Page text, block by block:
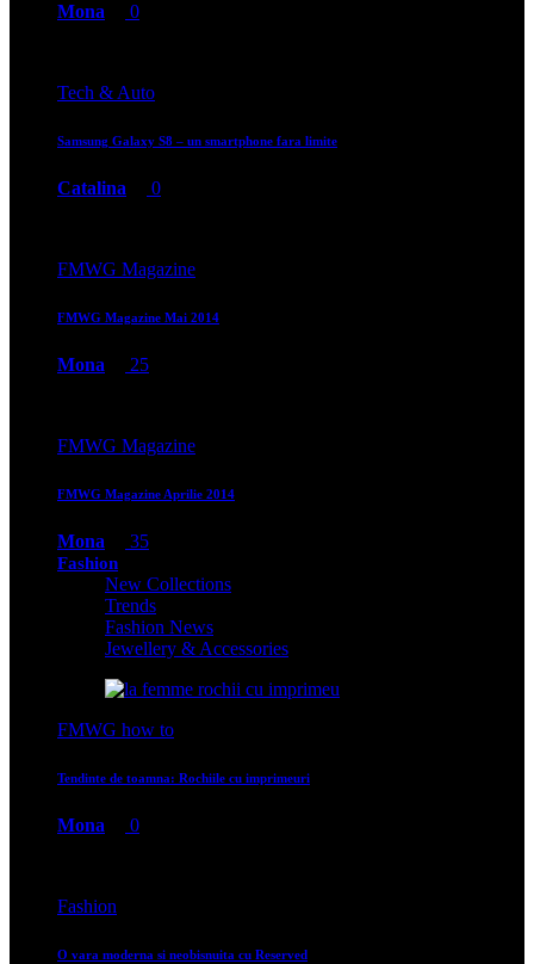
Mona 0
Tech & Auto
Samsung Galaxy S8 – un smartphone fara limite
Catalina 0
FMWG Magazine
FMWG Magazine Mai 2014
Mona 25
FMWG Magazine
FMWG Magazine Aprilie 2014
Mona 35
Fashion
New Collections
Trends
Fashion News
Jewellery & Accessories
FMWG how to
Tendinte de toamna: Rochiile cu imprimeuri
Mona 0
Fashion
O vara moderna si neobisnuita cu Reserved